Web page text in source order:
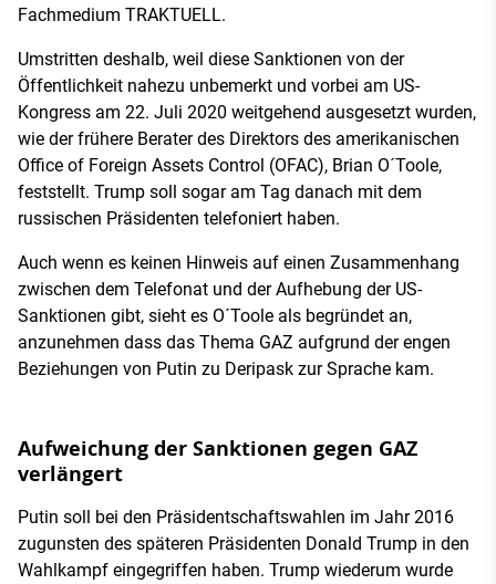
Fachmedium TRAKTUELL.
Umstritten deshalb, weil diese Sanktionen von der
Öffentlichkeit nahezu unbemerkt und vorbei am US-
Kongress am 22. Juli 2020 weitgehend ausgesetzt wurden,
wie der frühere Berater des Direktors des amerikanischen
Office of Foreign Assets Control (OFAC), Brian O´Toole,
feststellt. Trump soll sogar am Tag danach mit dem
russischen Präsidenten telefoniert haben.
Auch wenn es keinen Hinweis auf einen Zusammenhang
zwischen dem Telefonat und der Aufhebung der US-
Sanktionen gibt, sieht es O´Toole als begründet an,
anzunehmen dass das Thema GAZ aufgrund der engen
Beziehungen von Putin zu Deripask zur Sprache kam.
Aufweichung der Sanktionen gegen GAZ
verlängert
Putin soll bei den Präsidentschaftswahlen im Jahr 2016
zugunsten des späteren Präsidenten Donald Trump in den
Wahlkampf eingegriffen haben. Trump wiederum wurde